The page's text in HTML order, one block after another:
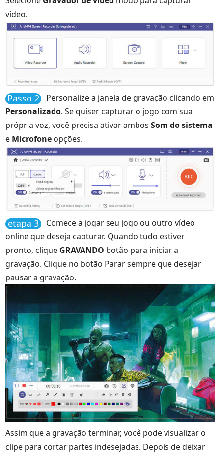
vídeo.
Passo 2
Personalize a janela de gravação clicando em
Personalizado. Se quiser capturar o jogo com sua
própria voz, você precisa ativar ambosSom do sistema
e Microfone opções.
etapa 3
Comece a jogar seu jogo ou outro vídeo
online que deseja capturar. Quando tudo estiver
pronto, clique GRAVANDO botão para iniciar a
gravação. Clique no botão Parar sempre que desejar
pausar a gravação.
Assim que a gravação terminar, você pode visualizar o
clipe para cortar partes indesejadas. Depois de deixar